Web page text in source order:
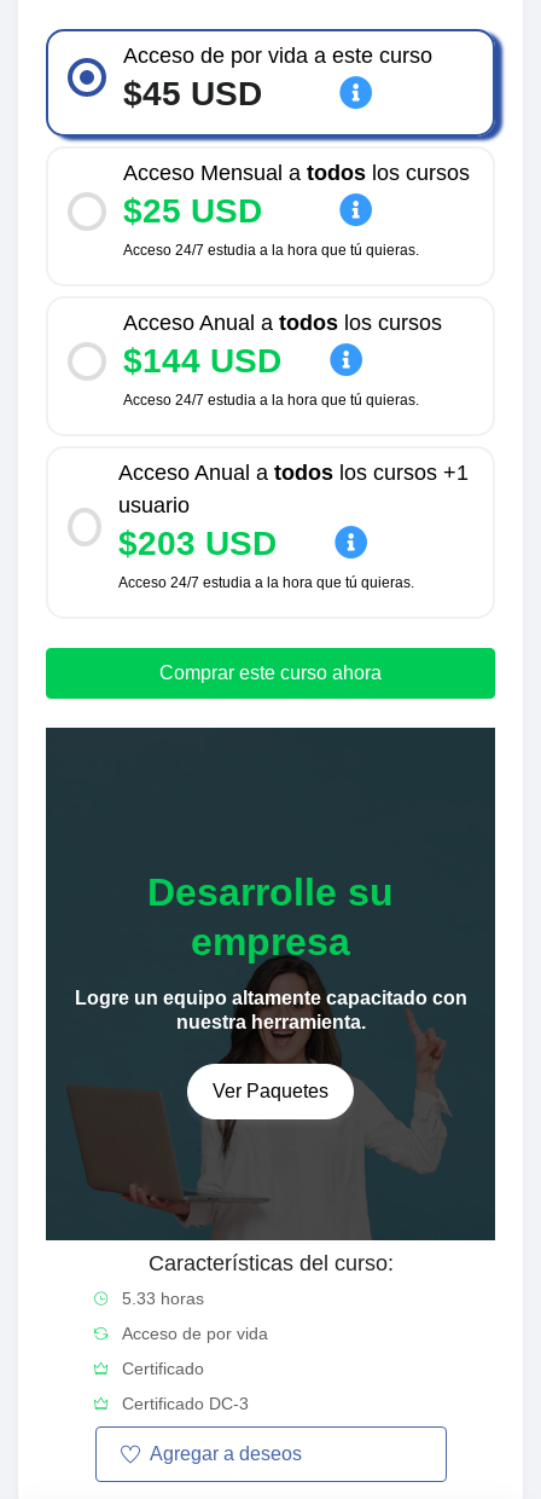
Acceso de por vida a este curso
$45 USD
Acceso Mensual a todoslos cursos
$25 USD
Acceso 24/7 estudia a la hora que tú quieras.
Acceso Anual a todoslos cursos
$144 USD
Acceso 24/7 estudia a la hora que tú quieras.
Acceso Anual a todoslos cursos +1
usuario
$203 USD
Acceso 24/7 estudia a la hora que tú quieras.
Comprar este curso ahora
Desarrolle su
empresa
Logre un equipo altamente capacitado con
nuestra herramienta.
Ver Paquetes
Características del curso:
5.33 horas
Acceso de por vida
Certificado
Certificado DC-3
Agregar a deseos